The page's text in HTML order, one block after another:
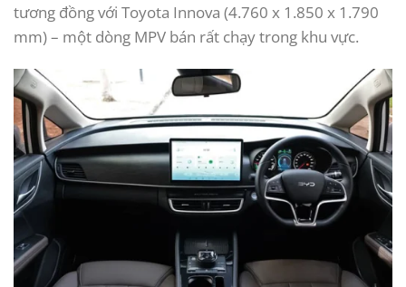
tương đồng với Toyota Innova (4.760 x 1.850 x 1.790
mm) – một dòng MPV bán rất chạy trong khu vực.